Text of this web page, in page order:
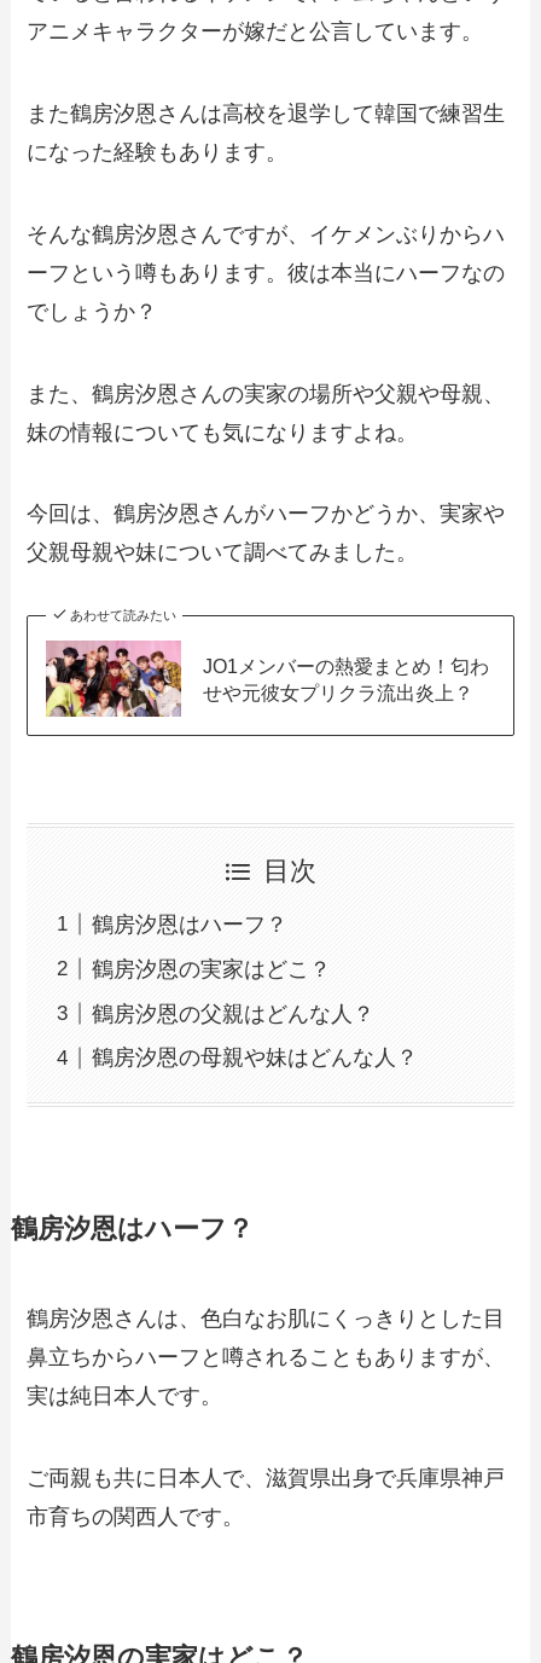
アニメキャラクターが嫁だと公言しています。
また鶴房汐恩さんは高校を退学して韓国で練習生
になった経験もあります。
そんな鶴房汐恩さんですが、イケメンぶりからハ
ーフという噂もあります。彼は本当にハーフなの
でしょうか？
また、鶴房汐恩さんの実家の場所や父親や母親、
妹の情報についても気になりますよね。
今回は、鶴房汐恩さんがハーフかどうか、実家や
父親母親や妹について調べてみました。
あわせて読みたい
JO1メンバーの熱愛まとめ！匂わ
せや元彼女プリクラ流出炎上？
目次
鶴房汐恩はハーフ？
鶴房汐恩の実家はどこ？
鶴房汐恩の父親はどんな人？
鶴房汐恩の母親や妹はどんな人？
鶴房汐恩はハーフ？
鶴房汐恩さんは、色白なお肌にくっきりとした目
鼻立ちからハーフと噂されることもありますが、
実は純日本人です。
ご両親も共に日本人で、滋賀県出身で兵庫県神戸
市育ちの関西人です。